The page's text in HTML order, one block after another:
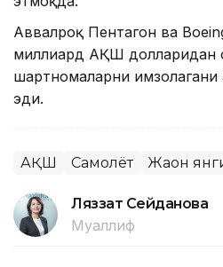
Аввалроқ Пентагон ва
миллиард АҚШ долларидан
шартномаларни имзолагани
эди.
АҚШ Самолёт Жаҳон
Ляззат Сейданова
Муаллиф